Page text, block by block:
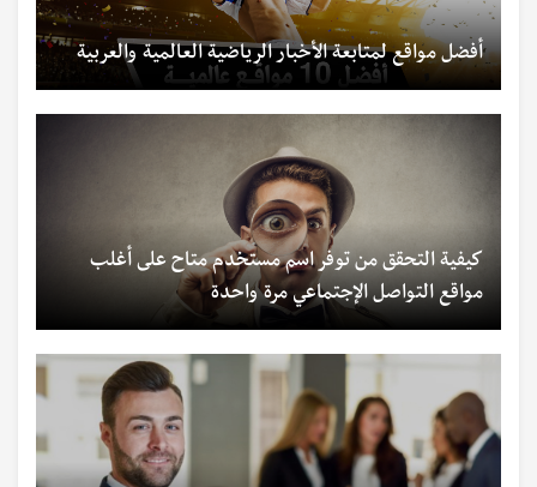
أفضل مواقع لمتابعة الأخبار الرياضية العالمية والعربية
كيفية التحقق من توفر اسم مستخدم متاح على أغلب
مواقع التواصل الإجتماعي مرة واحدة